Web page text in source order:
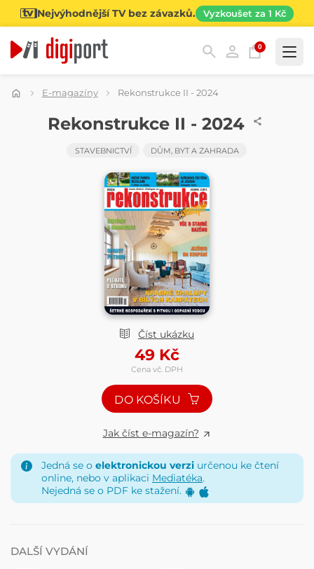
Nejvýhodnější TV bez závazků. Vyzkoušet za 1 Kč
0
Kategorie
E-magazíny Rekonstrukce II - 2024
Číst ukázku
Rekonstrukce II - 2024
STAVEBNICTVÍ DŮM, BYT A ZAHRADA
49 Kč
Cena vč. DPH
DO KOŠÍKU
Jak číst e-magazín?
Jedná se o elektronickou verzi určenou ke čtení
online, nebo v aplikaci Mediatéka.
Nejedná se o PDF ke stažení.
DALŠÍ VYDÁNÍ